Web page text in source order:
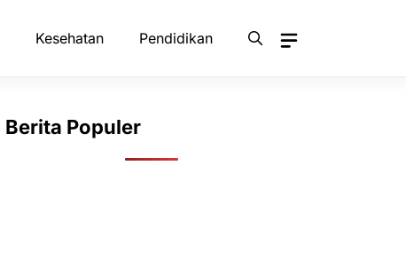
Kesehatan Pendidikan
Berita Populer